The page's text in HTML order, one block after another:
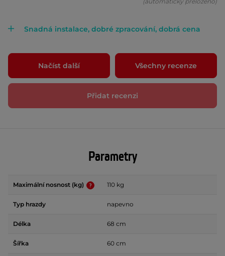
Snadná instalace, dobré zpracování, dobrá cena
Načíst další Všechny recenze
Přidat recenzi
Parametry
Maximální nosnost (kg) 110 kg
Typ hrazdy napevno
Délka 68 cm
Šířka 60 cm